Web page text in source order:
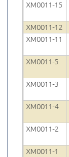
XM0011-15
XM0011-12
XM0011-11
XM0011-5
XM0011-3
XM0011-4
XM0011-2
XM0011-1